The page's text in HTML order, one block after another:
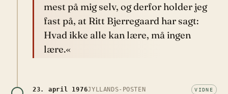
mest på mig selv, og derfor holder jeg
fast på, at Ritt Bjerregaard har sagt:
Hvad ikke alle kan lære, må ingen
lære.«
23. april 1976JYLLANDS-POSTEN VIDNE